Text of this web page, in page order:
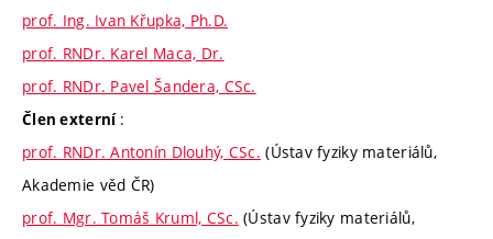
prof. Ing. Ivan Křupka, Ph.D.
prof. RNDr. Karel Maca, Dr.
prof. RNDr. Pavel Šandera, CSc.
Člen externí :
prof. RNDr. Antonín Dlouhý, CSc. (Ústav fyziky materiálů,
Akademie věd ČR)
prof. Mgr. Tomáš Kruml, CSc. (Ústav fyziky materiálů,